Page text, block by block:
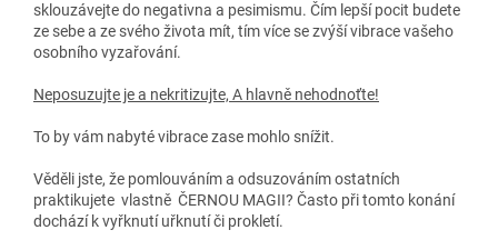
sklouzávejte do negativna a pesimismu. Čím lepší pocit budete
ze sebe a ze svého života mít, tím více se zvýší vibrace vašeho
osobního vyzařování.
Neposuzujte je a nekritizujte, A hlavně nehodnoťte!
To by vám nabyté vibrace zase mohlo snížit.
Věděli jste, že pomlouváním a odsuzováním ostatních
praktikujete vlastně ČERNOU MAGII? Často při tomto konání
dochází k vyřknutí uřknutí či prokletí.